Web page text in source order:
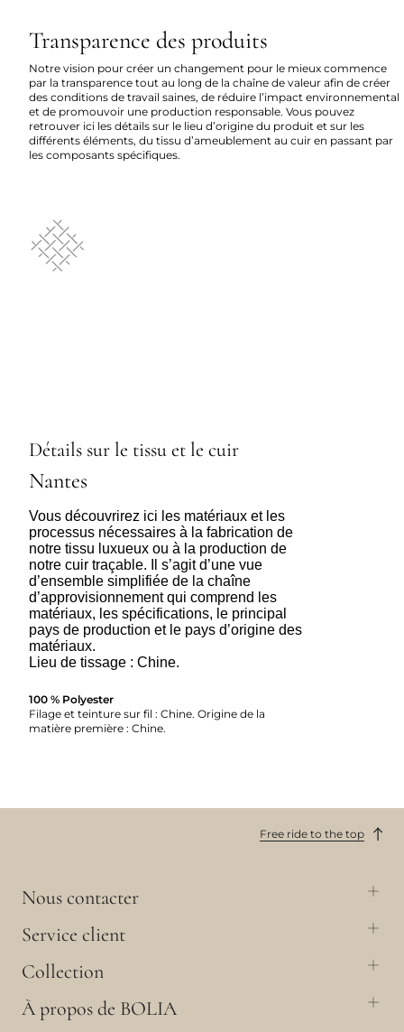
Transparence des produits
Notre vision pour créer un changement pour le mieux commence
par la transparence tout au long de la chaîne de valeur afin de créer
des conditions de travail saines, de réduire l’impact environnemental
et de promouvoir une production responsable. Vous pouvez
retrouver ici les détails sur le lieu d’origine du produit et sur les
différents éléments, du tissu d’ameublement au cuir en passant par
les composants spécifiques.
Détails sur le tissu et le cuir
Nantes
Vous découvrirez ici les matériaux et les
processus nécessaires à la fabrication de
notre tissu luxueux ou à la production de
notre cuir traçable. Il s’agit d’une vue
d’ensemble simplifiée de la chaîne
d’approvisionnement qui comprend les
matériaux, les spécifications, le principal
pays de production et le pays d’origine des
matériaux.
Lieu de tissage : Chine.
100 % Polyester
Filage et teinture sur fil : Chine. Origine de la
matière première : Chine.
Free ride to the top
Nous contacter
Service client
Collection
À propos de BOLIA